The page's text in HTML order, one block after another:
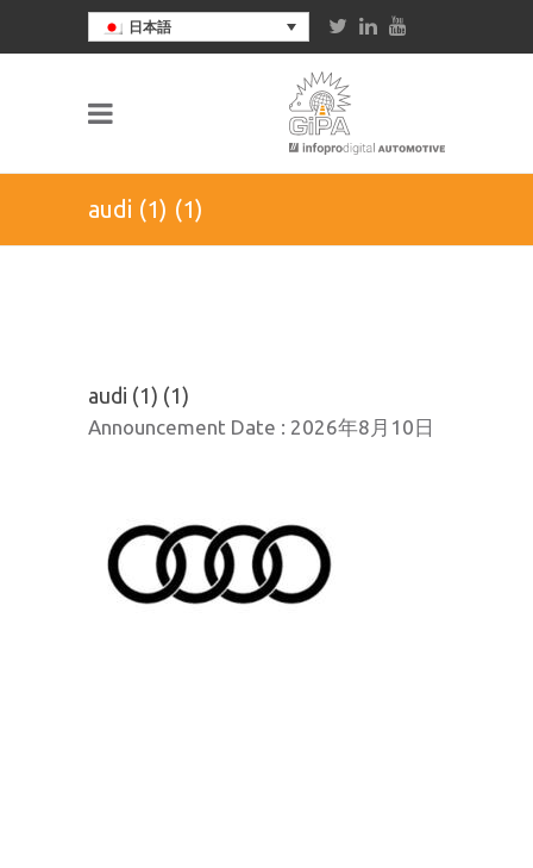
日本語
audi (1) (1)
audi (1) (1)
Announcement Date : 2026年8月10日